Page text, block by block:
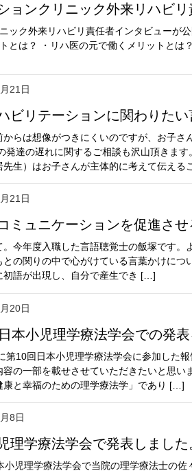
ョンクリニック外来リハビ
ック外来リハビリ責任者インタビューが
とは？ ・リハ医の元で働くメリットとは
21日
ハビリテーションに関わりた
からは想像がつきにくいのですが、お子さ
発達の遅れに関するご相談も沢山頂きま
先生）はお子さんが主体的に考えて伝える
21日
コミュニケーションを促進さ
。今年度入職した言語聴覚士の飯塚です。
との関りの中で心がけている言葉かけに
初語が出現し、自分で産生でき […]
20日
日本小児理学療法学会での発
第10回日本小児理学療法学会に参加した
容の一部を載せさせていただきたいと思い
康と幸福のための理学療法学」であり […]
8日
児理学療法学会で発表しました
小児理学療法学会で当院の理学療法士の